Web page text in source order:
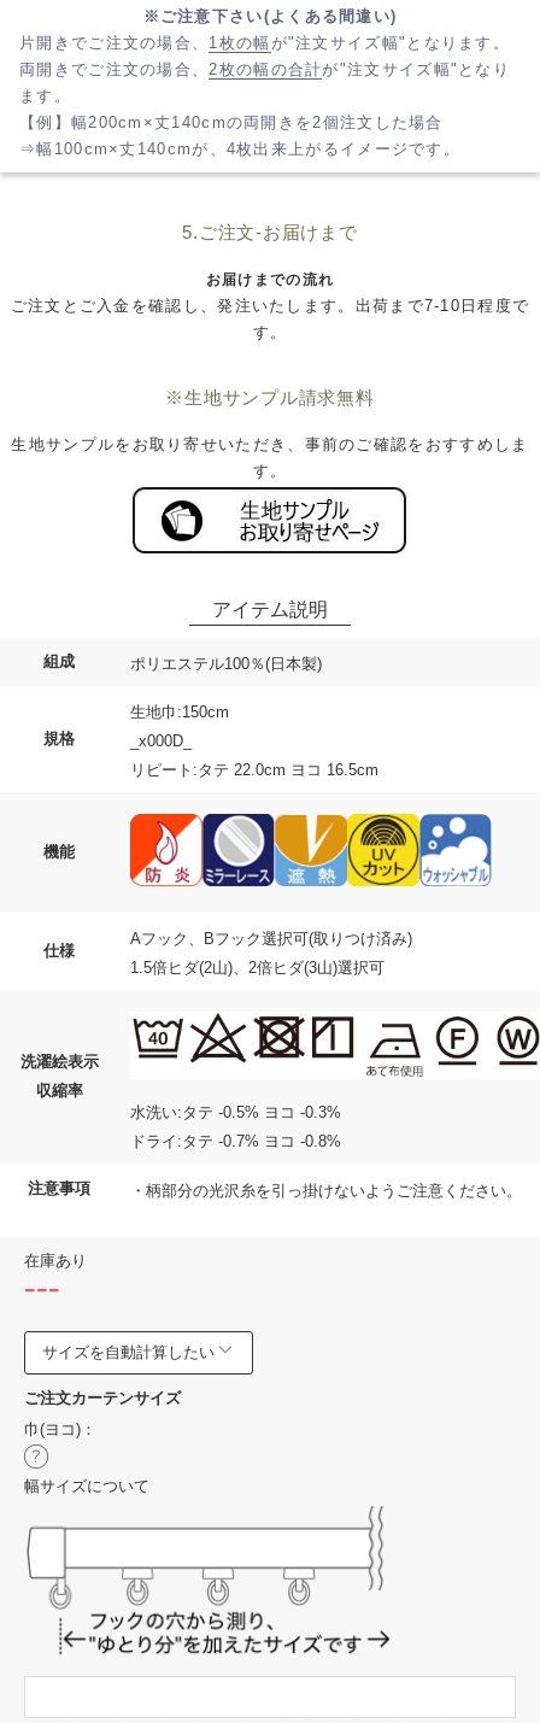
組成 ポリエステル100％(日本製)
規格
生地巾:150cm
_x000D_
リピート:タテ 22.0cm ヨコ 16.5cm
機能
仕様
Aフック、Bフック選択可(取りつけ済み)
1.5倍ヒダ(2山)、2倍ヒダ(3山)選択可
洗濯絵表示
収縮率
水洗い:タテ -0.5% ヨコ -0.3%
ドライ:タテ -0.7% ヨコ -0.8%
注意事項 ・柄部分の光沢糸を引っ掛けないようご注意ください。
在庫あり
---
サイズを自動計算したい
ご注文カーテンサイズ
巾(ヨコ)：
幅サイズについて
※ご注意下さい(よくある間違い)
片開きでご注文の場合、 1枚の幅 が"注文サイズ幅"となります。
両開きでご注文の場合、 2枚の幅の合計が"注文サイズ幅"となり
ます。
【例】幅200cm×丈140cmの両開きを2個注文した場合
⇒幅100cm×丈140cmが、4枚出来上がるイメージです。
5.ご注文-お届けまで
お届けまでの流れ
ご注文とご入金を確認し、発注いたします。出荷まで7-10日程度で
す。
※生地サンプル請求無料
生地サンプルをお取り寄せいただき、事前のご確認をおすすめしま
す。